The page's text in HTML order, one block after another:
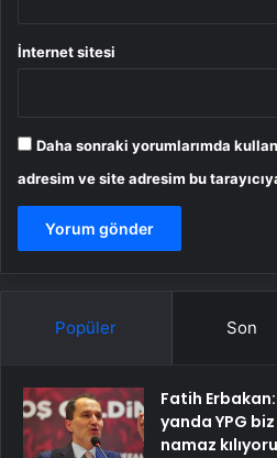
İnternet sitesi
Daha sonraki yorumlarımda
adresim ve site adresim bu
Popüler Son
Fatih
yanda YPG
namaz